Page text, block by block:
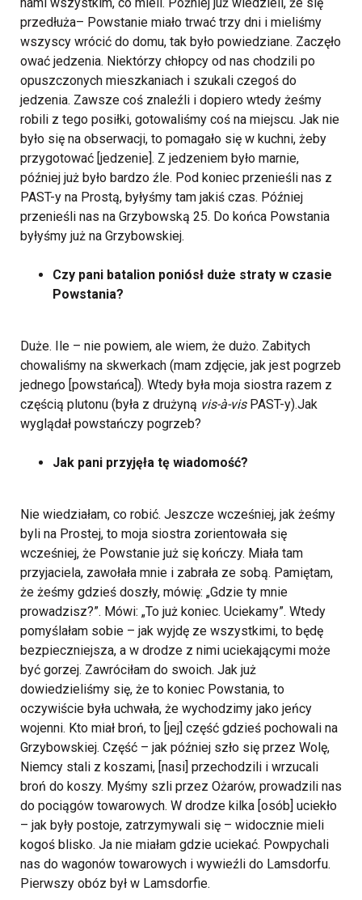
przedłuża– Powstanie miało trwać trzy dni i mieliśmy
wszyscy wrócić do domu, tak było powiedziane. Zaczęło
ować jedzenia. Niektórzy chłopcy od nas chodzili po
opuszczonych mieszkaniach i szukali czegoś do
jedzenia. Zawsze coś znaleźli i dopiero wtedy żeśmy
robili z tego posiłki, gotowaliśmy coś na miejscu. Jak nie
było się na obserwacji, to pomagało się w kuchni, żeby
przygotować [jedzenie]. Z jedzeniem było marnie,
później już było bardzo źle. Pod koniec przenieśli nas z
PAST-y na Prostą, byłyśmy tam jakiś czas. Później
przenieśli nas na Grzybowską 25. Do końca Powstania
byłyśmy już na Grzybowskiej.
Czy pani batalion poniósł duże straty w czasie
Powstania?
Duże. Ile – nie powiem, ale wiem, że dużo. Zabitych
chowaliśmy na skwerkach (mam zdjęcie, jak jest pogrzeb
jednego [powstańca]). Wtedy była moja siostra razem z
częścią plutonu (była z drużyną vis-à-visPAST-y).Jak
wyglądał powstańczy pogrzeb?
Jak pani przyjęła tę wiadomość?
Nie wiedziałam, co robić. Jeszcze wcześniej, jak żeśmy
byli na Prostej, to moja siostra zorientowała się
wcześniej, że Powstanie już się kończy. Miała tam
przyjaciela, zawołała mnie i zabrała ze sobą. Pamiętam,
że żeśmy gdzieś doszły, mówię: „Gdzie ty mnie
prowadzisz?”. Mówi: „To już koniec. Uciekamy”. Wtedy
pomyślałam sobie – jak wyjdę ze wszystkimi, to będę
bezpieczniejsza, a w drodze z nimi uciekającymi może
być gorzej. Zawróciłam do swoich. Jak już
dowiedzieliśmy się, że to koniec Powstania, to
oczywiście była uchwała, że wychodzimy jako jeńcy
wojenni. Kto miał broń, to [jej] część gdzieś pochowali na
Grzybowskiej. Część – jak później szło się przez Wolę,
Niemcy stali z koszami, [nasi] przechodzili i wrzucali
broń do koszy. Myśmy szli przez Ożarów, prowadzili nas
do pociągów towarowych. W drodze kilka [osób] uciekło
– jak były postoje, zatrzymywali się – widocznie mieli
kogoś blisko. Ja nie miałam gdzie uciekać. Powpychali
nas do wagonów towarowych i wywieźli do Lamsdorfu.
Pierwszy obóz był w Lamsdorfie.